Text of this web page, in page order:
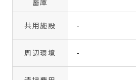
共用施設 -
周辺環境 -